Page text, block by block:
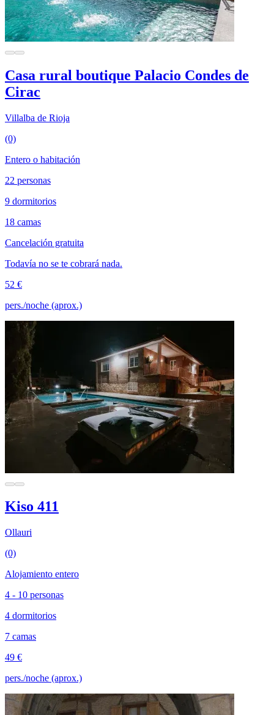
Casa rural boutique Palacio Condes de
Cirac
Villalba de Rioja
(0)
Entero o habitación
22 personas
9 dormitorios
18 camas
Cancelación gratuita
Todavía no se te cobrará nada.
52 €
pers./noche (aprox.)
Kiso 411
Ollauri
(0)
Alojamiento entero
4 - 10 personas
4 dormitorios
7 camas
49 €
pers./noche (aprox.)